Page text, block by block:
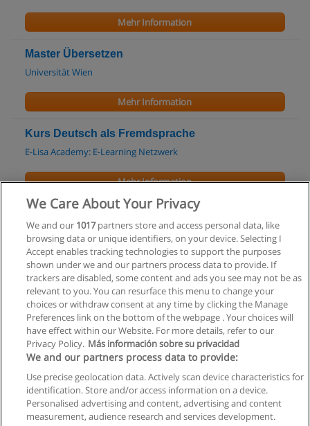
Mehr Information
Master Übersetzen
Universität Wien
Mehr Information
Kurs Deutsch als Fremdsprache
E-Lisa Academy: E-Learning Netzwerk
Mehr Information
Sprach- und Nachhilfeunterricht mit
Englischlehrerin Live Online!
LoFaStudy Online
Mehr Information
Allgemeinen geschäftsbedingungen
Datenschutzpolitik
In Verbindung setzen mit Educaedu
We Care About Your Privacy
We and our 1017partners store and access personal data, like
browsing data or unique identifiers, on your device. Selecting I
Accept enables tracking technologies to support the purposes
shown under we and our partners process data to provide. If
trackers are disabled, some content and ads you see may not be as
relevant to you. You can resurface this menu to change your
choices or withdraw consent at any time by clicking the Manage
Preferences link on the bottom of the webpage . Your choices will
have effect within our Website. For more details, refer to our
Privacy Policy. Más información sobre su privacidad
We and our partners process data to provide:
Use precise geolocation data. Actively scan device characteristics for
identification. Store and/or access information on a device.
Personalised advertising and content, advertising and content
measurement, audience research and services development.